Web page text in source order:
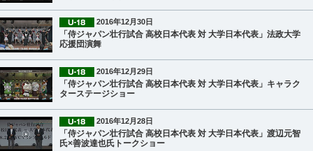
2016年12月30日
「侍ジャパン壮行試合 高校日本代表 対 大学日本代表」法政大学
応援団演舞
2016年12月29日
「侍ジャパン壮行試合 高校日本代表 対 大学日本代表」キャラク
ターステージショー
2016年12月28日
「侍ジャパン壮行試合 高校日本代表 対 大学日本代表」渡辺元智
氏×善波達也氏トークショー